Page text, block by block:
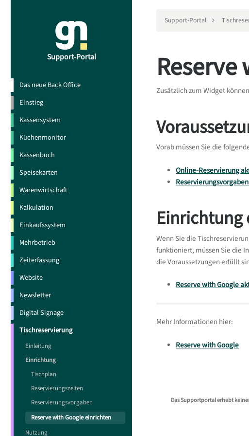
Support-Portal
Das neue Back Office
Einstieg
Kassensystem
Küchenmonitor
Kassenbuch
Speisekarten
Warenwirtschaft
Kalkulation
Einkaufssystem
Mehrbetrieb
Zeiterfassung
Website
Newsletter
Digital Signage
Tischreservierung
Einleitung
Einrichtung
Tischplan
Reservierungszeiten
Reservierungsvorgaben
Reserve with Google einrichten
Nutzung
Support-Portal
Zusätzlich zum Widget
Vorab müssen Sie die
Online-Reservierung
Einrichtung
Wenn Sie die
funktioniert, müssen Sie die
die Voraussetzungen erfüllt
Reserve with Google
Mehr Informationen hier:
Reserve with Google
Das Supportportal erhebt